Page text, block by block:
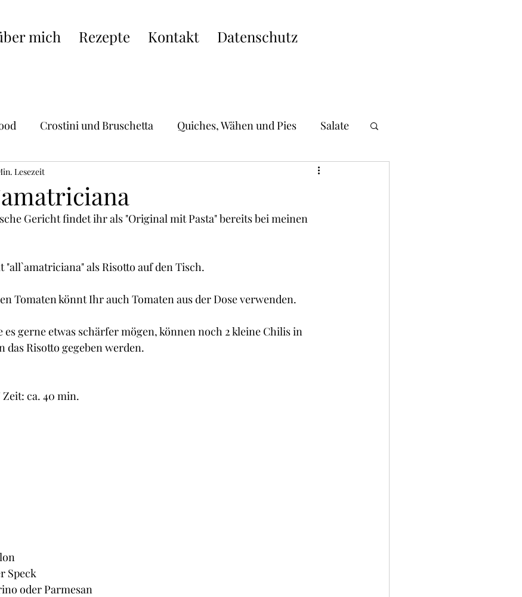
mich Rezepte Kontakt Datenschutz
Crostini und Bruschetta Quiches, Wähen und Pies Salate
Küche Burger, Wraps, Burritos,Hot Dogs Sandwiches
Cupcakes und Muffins Desserts Guetzli, Cookies und Brownies
Lesezeit
Gericht findet ihr als "Original mit Pasta" bereits bei meinen
"all`amatriciana" als Risotto auf den Tisch.
Tomaten könnt Ihr auch Tomaten aus der Dose verwenden.
es gerne etwas schärfer mögen, können noch 2 kleine Chilis in
das Risotto gegeben werden.
ca. 40 min.
Speck
oder Parmesan